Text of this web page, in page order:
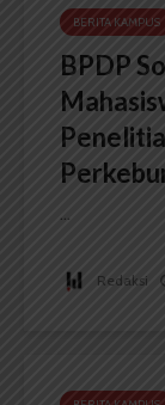
BERITA KAMPUS
BPDP
...
Redaksi